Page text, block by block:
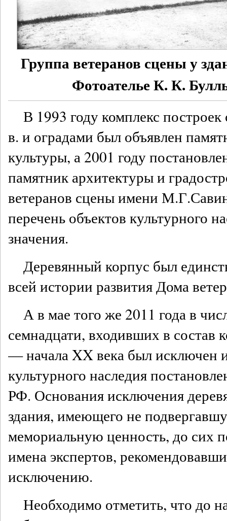
Группа ветеранов сцены у
Фотоателье К. К.
В 1993 году комплекс
в. и оградами был объявлен
культуры, а 2001 году
памятник архитектуры и
ветеранов сцены имени
перечень объектов культурного
значения.
Деревянный корпус был
всей истории развития Дома
А в мае того же 2011 года в
семнадцати, входивших в состав
— начала XX века был исключен
культурного наследия
РФ. Основания исключения
здания, имеющего не
мемориальную ценность, до сих
имена экспертов,
исключению.
Необходимо отметить, что до